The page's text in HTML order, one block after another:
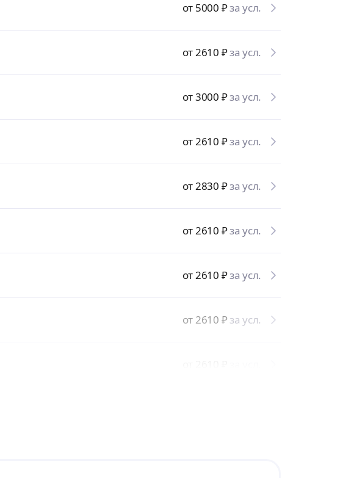
от 5000 ₽за усл.
от 2610 ₽за усл.
от 3000 ₽за усл.
от 2610 ₽за усл.
от 2830 ₽за усл.
от 2610 ₽за усл.
от 2610 ₽за усл.
от 2610 ₽ за усл.